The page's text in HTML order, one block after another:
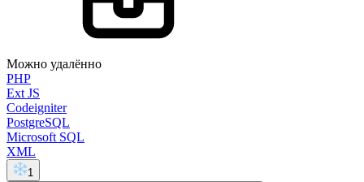
Можно удалённо
PHP
Ext JS
Codeigniter
PostgreSQL
Microsoft SQL
XML
1